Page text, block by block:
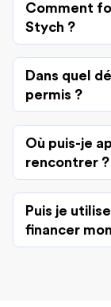
Comment
Stych ?
Dans quel
permis ?
Où puis-je
rencontrer ?
Puis je
financer